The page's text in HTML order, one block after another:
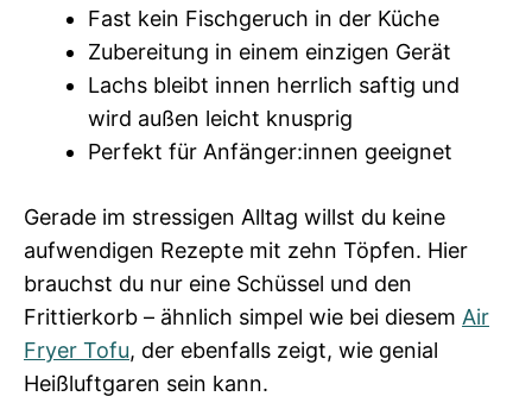
Fast kein Fischgeruch in der Küche
Zubereitung in einem einzigen Gerät
Lachs bleibt innen herrlich saftig und
wird außen leicht knusprig
Perfekt für Anfänger:innen geeignet
Gerade im stressigen Alltag willst du keine
aufwendigen Rezepte mit zehn Töpfen. Hier
brauchst du nur eine Schüssel und den
Frittierkorb – ähnlich simpel wie bei diesem Air
Fryer Tofu, der ebenfalls zeigt, wie genial
Heißluftgaren sein kann.